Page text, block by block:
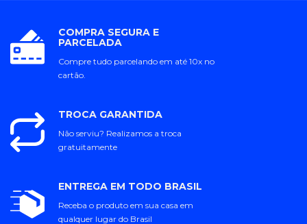
COMPRA SEGURA E
PARCELADA
Compre tudo parcelando em até 10x no
cartão.
TROCA GARANTIDA
Não serviu? Realizamos a troca
gratuitamente
ENTREGA EM TODO BRASIL
Receba o produto em sua casa em
qualquer lugar do Brasil